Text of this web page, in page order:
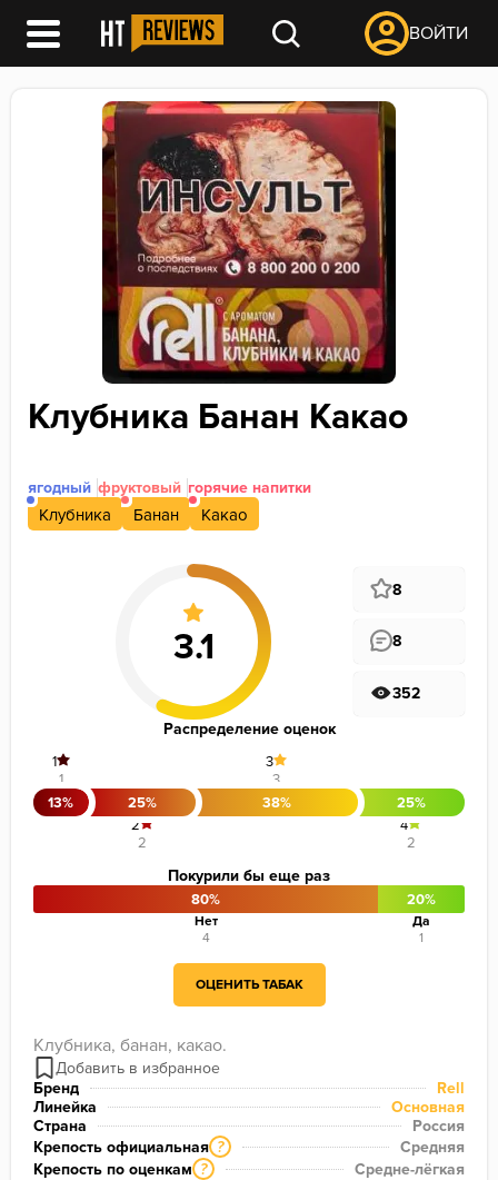
ВОЙТИ
Клубника Банан Какао
ягодный фруктовый горячие напитки
Клубника Банан Какао
Клубника, банан, какао.
Бренд
Rell
Линейка
Основная
Страна
Россия
Крепость официальная ?
Средняя
Крепость по оценкам ?
Средне-лёгкая
8
8
352
Распределение оценок
13%
1
1
25%
2
2
38%
3
3
25%
4
2
Покурили бы еще раз
80%
Нет
4
20%
Да
1
ОЦЕНИТЬ ТАБАК